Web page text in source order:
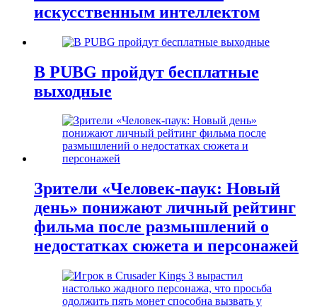
искусственным интеллектом
В PUBG пройдут бесплатные
выходные
Зрители «Человек-паук: Новый
день» понижают личный рейтинг
фильма после размышлений о
недостатках сюжета и персонажей